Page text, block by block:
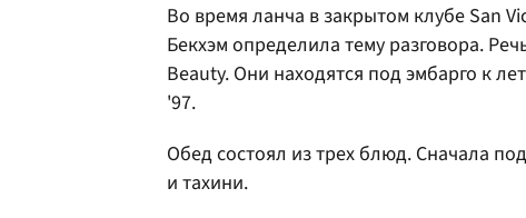
Во время ланча в закрытом клубе San
Бекхэм определила тему разговора.
Beauty. Они находятся под эмбарго к
'97.
Обед состоял из трех блюд. Сначала
и тахини.